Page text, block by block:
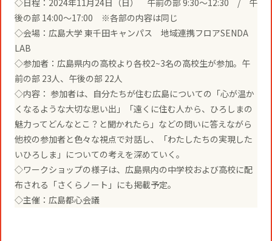
◇日程：2024年11月24日（日） 午前の部 9:30～12:30 / 午
後の部 14:00～17:00 ※各部の内容は同じ
◇会場：広島大学 東千田キャンパス 地域連携フロアSENDA
LAB
◇参加者：広島県内の高校より各校2~3名の高校生が参加。午
前の部 23人、午後の部 22人
◇内容： 参加者は、自分たちが住む広島についての「心が温か
くなるような大切な思い出」「遠くに住む人から、ひろしまの
魅力ってどんなとこ？と聞かれたら」などの問いに答えながら
他校の参加者と色々な視点で対話し、「わたしたちの実現した
いひろしま」についての考えを深めていく。
◇ワークショップの様子は、広島県内の中学校および高校に配
布される「さくらノート」にも掲載予定。
◇主催：広島都心会議